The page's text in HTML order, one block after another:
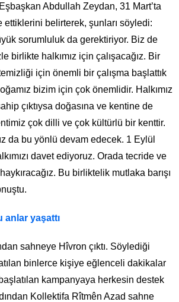
Abdullah Zeydan, 31 Mart’ta
ettiklerini belirterek, şunları söyledi:
sorumluluk da gerektiriyor. Biz de
birlikte halkımız için çalışacağız. Bir
için önemli bir çalışma başlattık
bizim için çok önemlidir. Halkımız
çıktıysa doğasına ve kentine de
çok dilli ve çok kültürlü bir kenttir.
da bu yönlü devam edecek. 1 Eylül
davet ediyoruz. Orada tecride ve
Bu birliktelik mutlaka barışı
anlar yaşattı
sahneye Hîvron çıktı. Söylediği
binlerce kişiye eğlenceli dakikalar
kampanyaya herkesin destek
Kollektifa Rîtmên Azad sahne